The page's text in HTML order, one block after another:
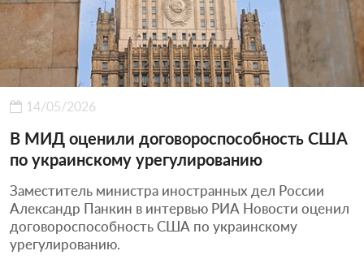
14/05/2026
В МИД оценили договороспособность США
по украинскому урегулированию
Заместитель министра иностранных дел России
Александр Панкин в интервью РИА Новости оценил
договороспособность США по украинскому
урегулированию.